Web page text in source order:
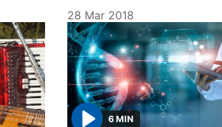
28 Mar 2018
6 MIN